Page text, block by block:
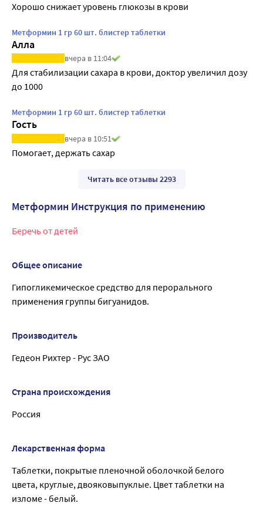
Хорошо снижает уровень глюкозы в крови
Метформин 1 гр 60 шт. блистер таблетки
Алла
вчера в 11:04
Для стабилизации сахара в крови, доктор увеличил дозу
до 1000
Метформин 1 гр 60 шт. блистер таблетки
Гость
вчера в 10:51
Помогает, держать сахар
Читать все отзывы 2293
Метформин Инструкция по применению
Беречь от детей
Общее описание
Гипогликемическое средство для перорального
применения группы бигуанидов.
Производитель
Гедеон Рихтер - Рус ЗАО
Страна происхождения
Россия
Лекарственная форма
Таблетки, покрытые пленочной оболочкой белого
цвета, круглые, двояковыпуклые. Цвет таблетки на
изломе - белый.